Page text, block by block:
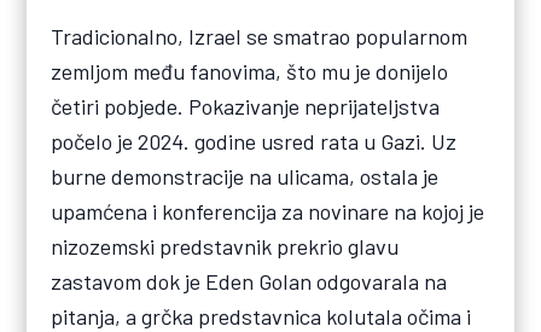
Tradicionalno, Izrael se smatrao popularnom
zemljom među fanovima, što mu je donijelo
četiri pobjede. Pokazivanje neprijateljstva
počelo je 2024. godine usred rata u Gazi. Uz
burne demonstracije na ulicama, ostala je
upamćena i konferencija za novinare na kojoj je
nizozemski predstavnik prekrio glavu
zastavom dok je Eden Golan odgovarala na
pitanja, a grčka predstavnica kolutala očima i